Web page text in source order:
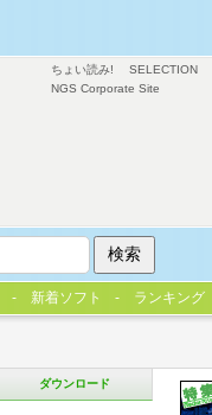
ダウンロード
ちょい読み! SELECTION
NGS Corporate Site
新着ソフト ランキング